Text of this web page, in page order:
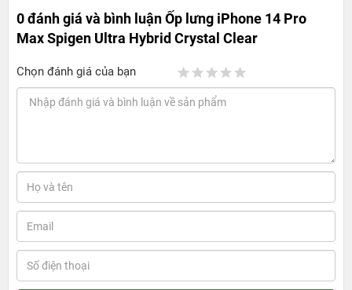
0 đánh giá và bình luậnỐp lưng iPhone 14 Pro
Max Spigen Ultra Hybrid Crystal Clear
Chọn đánh giá của bạn